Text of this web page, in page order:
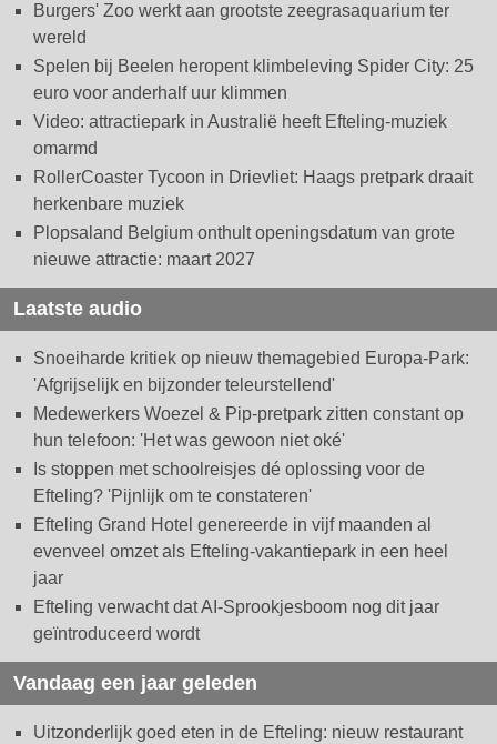
Burgers' Zoo werkt aan grootste zeegrasaquarium ter
wereld
Spelen bij Beelen heropent klimbeleving Spider City: 25
euro voor anderhalf uur klimmen
Video: attractiepark in Australië heeft Efteling-muziek
omarmd
RollerCoaster Tycoon in Drievliet: Haags pretpark draait
herkenbare muziek
Plopsaland Belgium onthult openingsdatum van grote
nieuwe attractie: maart 2027
Laatste audio
Snoeiharde kritiek op nieuw themagebied Europa-Park:
'Afgrijselijk en bijzonder teleurstellend'
Medewerkers Woezel & Pip-pretpark zitten constant op
hun telefoon: 'Het was gewoon niet oké'
Is stoppen met schoolreisjes dé oplossing voor de
Efteling? 'Pijnlijk om te constateren'
Efteling Grand Hotel genereerde in vijf maanden al
evenveel omzet als Efteling-vakantiepark in een heel
jaar
Efteling verwacht dat AI-Sprookjesboom nog dit jaar
geïntroduceerd wordt
Vandaag een jaar geleden
Uitzonderlijk goed eten in de Efteling: nieuw restaurant